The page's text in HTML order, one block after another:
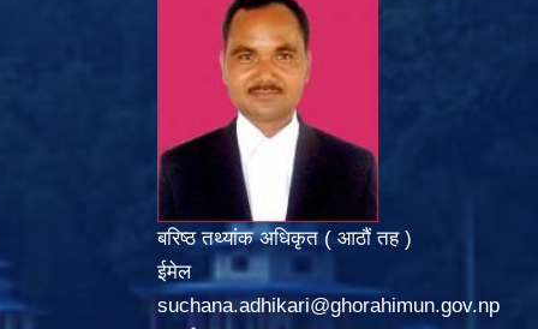
बरिष्ठ तथ्यांक अधिकृत ( आठौं तह )
ईमेल
suchana.adhikari@ghorahimun.gov.np